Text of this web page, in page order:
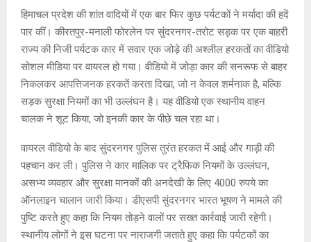
हिमाचल प्रदेश की शांत वादियों में एक बार फिर कुछ पर्यटकों ने मर्यादा की हदें
पार कीं। कीरतपुर-मनाली फोरलेन पर सुंदरनगर-तरोट सड़क पर एक बाहरी
राज्य की निजी पर्यटक कार में सवार एक जोड़े की अश्लील हरकतों का वीडियो
सोशल मीडिया पर वायरल हो गया। वीडियो में जोड़ा कार की सनरूफ से बाहर
निकलकर आपत्तिजनक हरकतें करता दिखा, जो न केवल शर्मनाक है, बल्कि
सड़क सुरक्षा नियमों का भी उल्लंघन है। यह वीडियो एक स्थानीय वाहन
चालक ने शूट किया, जो इनकी कार के पीछे चल रहा था।
वायरल वीडियो के बाद सुंदरनगर पुलिस तुरंत हरकत में आई और गाड़ी की
पहचान कर ली। पुलिस ने कार मालिक पर ट्रैफिक नियमों के उल्लंघन,
असभ्य व्यवहार और सुरक्षा मानकों की अनदेखी के लिए 4000 रुपये का
ऑनलाइन चालान जारी किया। डीएसपी सुंदरनगर भारत भूषण ने मामले की
पुष्टि करते हुए कहा कि नियम तोड़ने वालों पर सख्त कार्रवाई जारी रहेगी।
स्थानीय लोगों ने इस घटना पर नाराजगी जताते हुए कहा कि पर्यटकों का